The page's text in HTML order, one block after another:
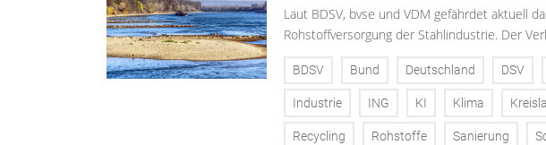
Laut BDSV, bvse und VDM gefährdet aktuell
Rohstoffversorgung der Stahlindustrie. Der
BDSV Bund Deutschland DSV
Industrie ING KI Klima
Recycling Rohstoffe Sanierung